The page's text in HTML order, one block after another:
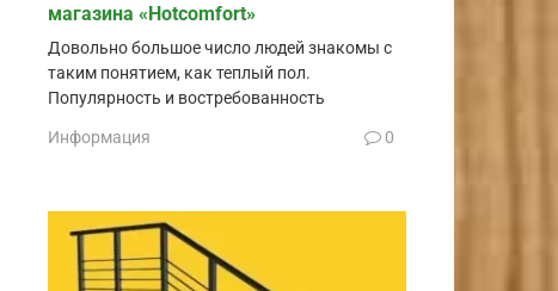
магазина «Hotcomfort»
Довольно большое число людей знакомы с
таким понятием, как теплый пол.
Популярность и востребованность
Информация 0